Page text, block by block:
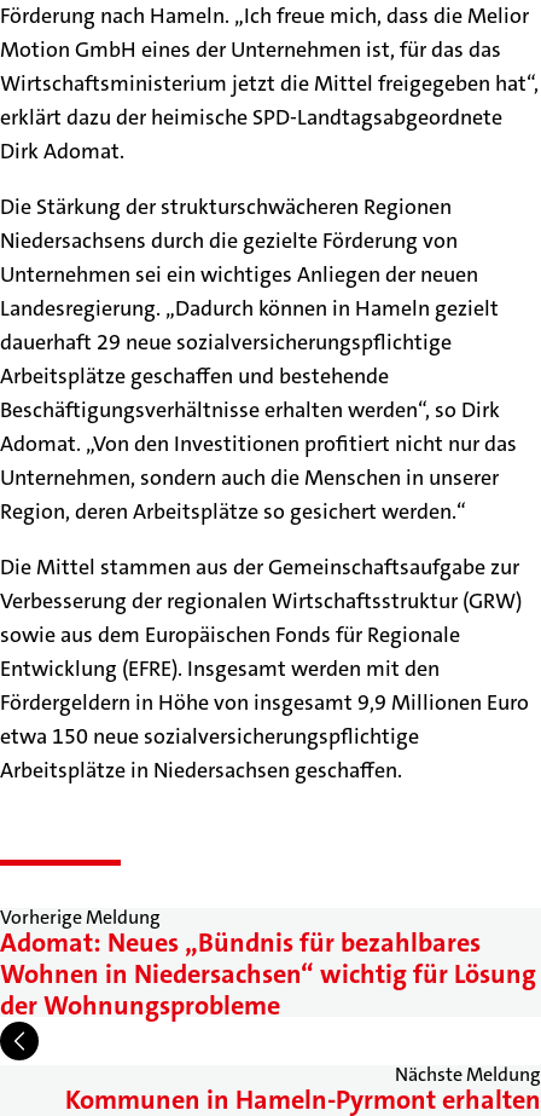
Förderung nach Hameln. „Ich freue mich, dass die Melior
Motion GmbH eines der Unternehmen ist, für das das
Wirtschaftsministerium jetzt die Mittel freigegeben hat“,
erklärt dazu der heimische SPD-Landtagsabgeordnete
Dirk Adomat.
Die Stärkung der strukturschwächeren Regionen
Niedersachsens durch die gezielte Förderung von
Unternehmen sei ein wichtiges Anliegen der neuen
Landesregierung. „Dadurch können in Hameln gezielt
dauerhaft 29 neue sozialversicherungspflichtige
Arbeitsplätze geschaffen und bestehende
Beschäftigungsverhältnisse erhalten werden“, so Dirk
Adomat. „Von den Investitionen profitiert nicht nur das
Unternehmen, sondern auch die Menschen in unserer
Region, deren Arbeitsplätze so gesichert werden.“
Die Mittel stammen aus der Gemeinschaftsaufgabe zur
Verbesserung der regionalen Wirtschaftsstruktur (GRW)
sowie aus dem Europäischen Fonds für Regionale
Entwicklung (EFRE). Insgesamt werden mit den
Fördergeldern in Höhe von insgesamt 9,9 Millionen Euro
etwa 150 neue sozialversicherungspflichtige
Arbeitsplätze in Niedersachsen geschaffen.
Vorherige Meldung
Adomat: Neues „Bündnis für bezahlbares
Wohnen in Niedersachsen“ wichtig für Lösung
der Wohnungsprobleme
Nächste Meldung
Kommunen in Hameln-Pyrmont erhalten